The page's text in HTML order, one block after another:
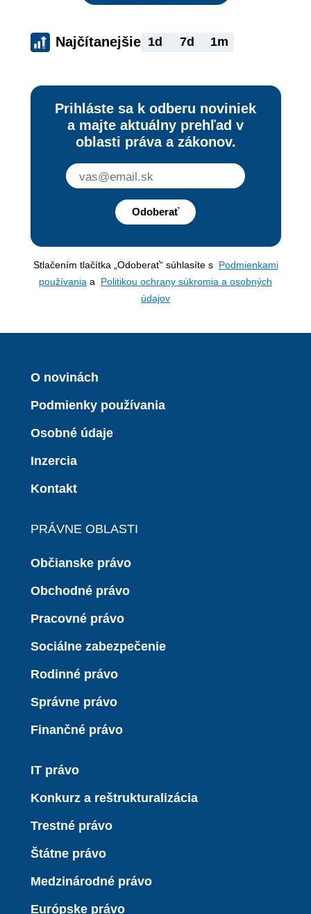
Najčítanejšie 1d 7d 1m
Prihláste sa k odberu noviniek
a majte aktuálny prehľad v
oblasti práva a zákonov.
Odoberať
Stlačením tlačítka „Odoberať“ súhlasíte s Podmienkami
používania a Politikou ochrany súkromia a osobných
údajov
O novinách
Podmienky používania
Osobné údaje
Inzercia
Kontakt
PRÁVNE OBLASTI
Občianske právo
Obchodné právo
Pracovné právo
Sociálne zabezpečenie
Rodinné právo
Správne právo
Finančné právo
IT právo
Konkurz a reštrukturalizácia
Trestné právo
Štátne právo
Medzinárodné právo
Európske právo